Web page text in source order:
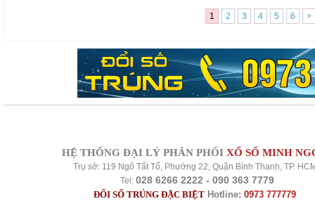
1 2 3 4 5 6 >
HỆ THỐNG ĐẠI LÝ PHÂN PHỐI XỔ SỐ MINH
Trụ sở: 119 Ngô Tất Tố, Phường 22, Quận Bình Thạnh, TP.
Tel: 028 6266 2222 - 090 363 7779
ĐỔI SỐ TRÚNG ĐẶC BIỆT Hotline: 0973 777779